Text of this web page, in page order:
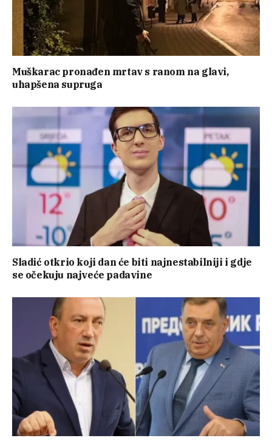
Muškarac pronađen mrtav s ranom na glavi,
uhapšena supruga
Sladić otkrio koji dan će biti najnestabilniji i gdje
se očekuju najveće padavine